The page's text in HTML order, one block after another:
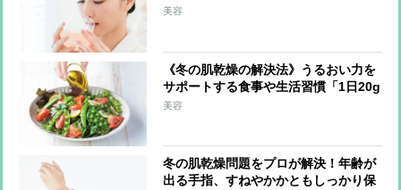
メ」が日本上陸か 最注目は上あごに
美容
《冬の肌乾燥の解決法》うるおい力を
サポートする食事や生活習慣「1日20g
の油脂を」「外出時はマスクで保湿」
美容
冬の肌乾燥問題をプロが解決！年齢が
出る手指、すねやかかともしっかり保